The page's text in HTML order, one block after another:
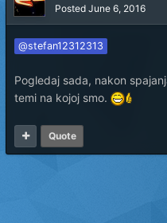
Posted June 6, 2016
@stefan12312313
Pogledaj sada, nakon
temi na kojoj smo.
Quote